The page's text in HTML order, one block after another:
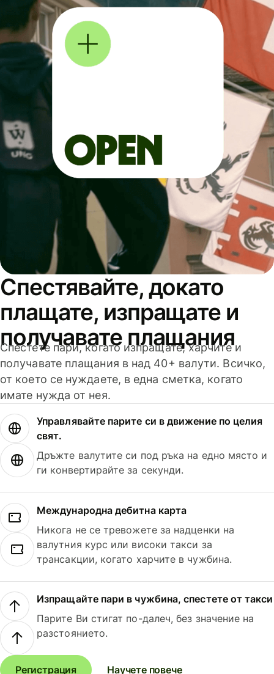
Спестявайте, докато
плащате, изпращате и
получавате плащания
Спестете пари, когато изпращате, харчите и
получавате плащания в над 40+ валути. Всичко,
от което се нуждаете, в една сметка, когато
имате нужда от нея.
Управлявайте парите си в движение по целия
свят.
Дръжте валутите си под ръка на едно място и
ги конвертирайте за секунди.
Международна дебитна карта
Никога не се тревожете за надценки на
валутния курс или високи такси за
трансакции, когато харчите в чужбина.
Изпращайте пари в чужбина, спестете от такси
Парите Ви стигат по-далеч, без значение на
разстоянието.
Регистрация Научете повече